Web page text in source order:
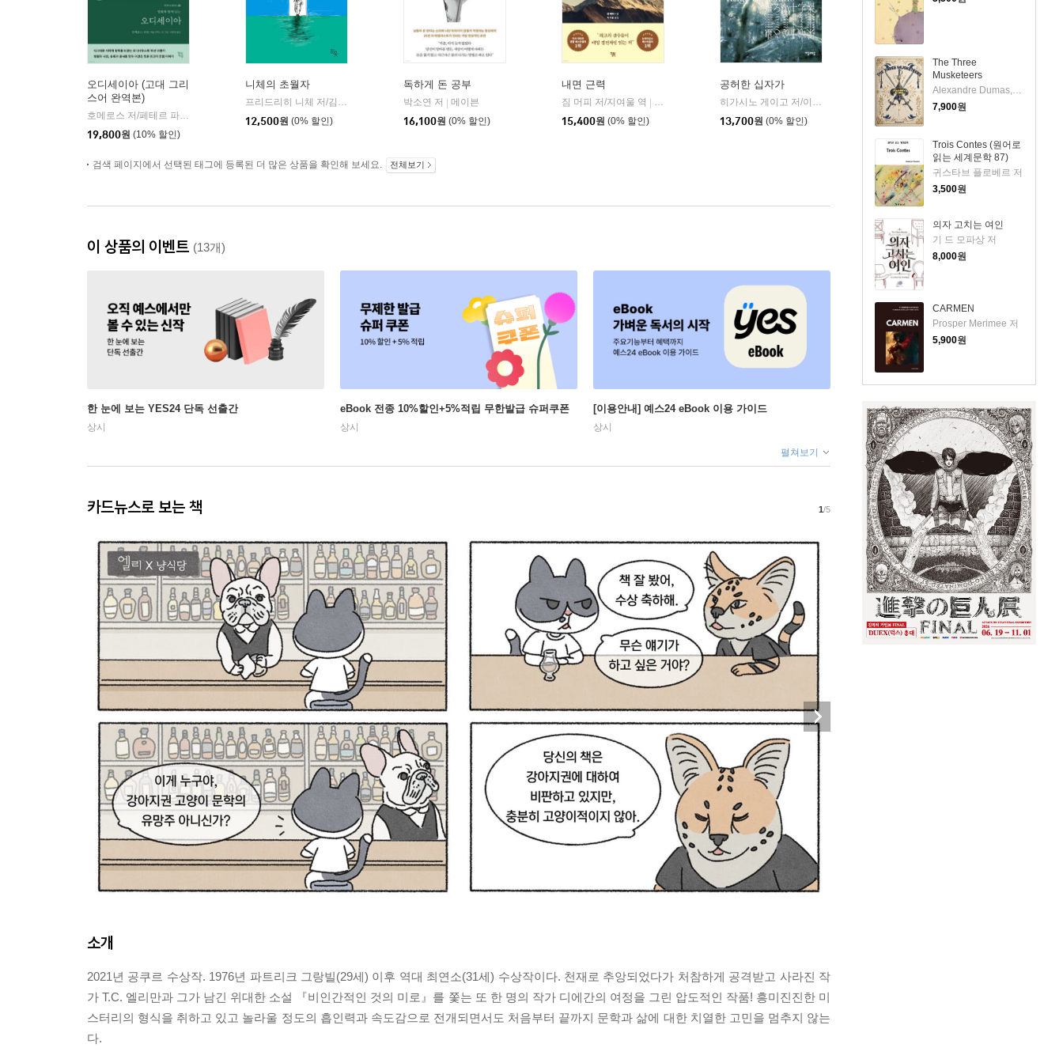
The Three
Musketeers
7,900원
Trois Contes (원어로
읽는 세계문학 87)
귀스타브 플로베르 저
3,500원
의자 고치는 여인
기 드 모파상 저
8,000원
CARMEN
Prosper Merimee 저
5,900원
오디세이아 (고대 그리
스어 완역본)
| 현대지성
19,800원 (10% 할인)
니체의 초월자
12,500원 (0% 할인)
독하게 돈 공부
박소연 저 | 메이븐
16,100원 (0% 할인)
내면 근력
짐 머피 저/지여울 역 |
15,400원 (0% 할인)
공허한 십자가
자음과모음
13,700원 (0% 할인)
검색 페이지에서 선택된 태그에 등록된 더 많은 상품을 확인해 보세요. 전체보기
이 상품의 이벤트 (13개)
한 눈에 보는 YES24 단독 선출간
상시
eBook 전종 10%할인+5%적립 무한발급 슈퍼쿠폰
상시
[이용안내] 예스24 eBook 이용 가이드
상시
펼쳐보기
카드뉴스로 보는 책 1/5
소개
2021년 공쿠르 수상작. 1976년 파트리크 그랑빌(29세) 이후 역대 최연소(31세) 수상작이다. 천재로 추앙되었다가 처참하게 공격받고 사라진 작
가 T.C. 엘리만과 그가 남긴 위대한 소설 『비인간적인 것의 미로』를 쫓는 또 한 명의 작가 디에간의 여정을 그린 압도적인 작품! 흥미진진한 미
스터리의 형식을 취하고 있고 놀라울 정도의 흡인력과 속도감으로 전개되면서도 처음부터 끝까지 문학과 삶에 대한 치열한 고민을 멈추지 않는
다.